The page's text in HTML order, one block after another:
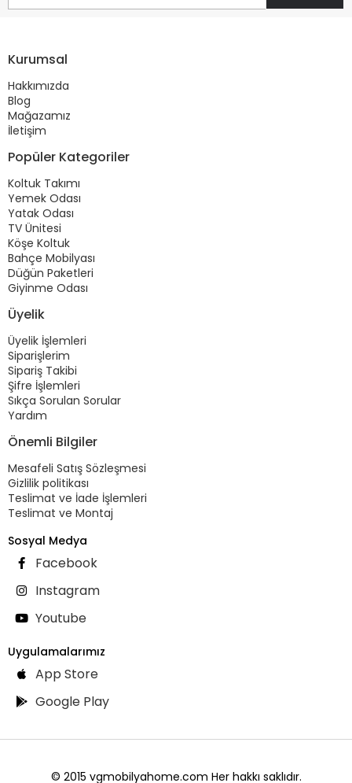
Kurumsal
Hakkımızda
Blog
Mağazamız
İletişim
Popüler Kategoriler
Koltuk Takımı
Yemek Odası
Yatak Odası
TV Ünitesi
Köşe Koltuk
Bahçe Mobilyası
Düğün Paketleri
Giyinme Odası
Üyelik
Üyelik İşlemleri
Siparişlerim
Sipariş Takibi
Şifre İşlemleri
Sıkça Sorulan Sorular
Yardım
Önemli Bilgiler
Mesafeli Satış Sözleşmesi
Gizlilik politikası
Teslimat ve İade İşlemleri
Teslimat ve Montaj
Sosyal Medya
Facebook
Instagram
Youtube
Uygulamalarımız
App Store
Google Play
© 2015 vgmobilyahome.com Her hakkı saklıdır.